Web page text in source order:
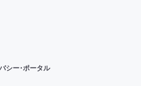
シー･ポータル